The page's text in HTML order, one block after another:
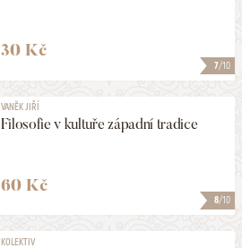
7/10
30 Kč
8/10
VANĚK JIŘÍ
Filosofie v kultuře západní tradice
60 Kč
KOLEKTIV